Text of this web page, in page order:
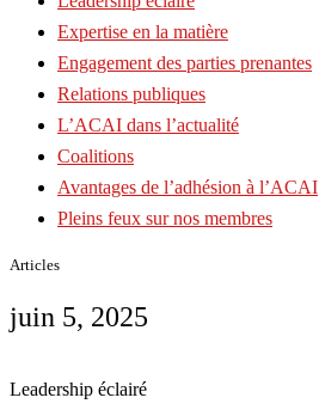
Expertise en la matière
Engagement des parties prenantes
Relations publiques
L’ACAI dans l’actualité
Coalitions
Avantages de l’adhésion à l’ACAI
Pleins feux sur nos membres
Articles
juin 5, 2025
Leadership éclairé